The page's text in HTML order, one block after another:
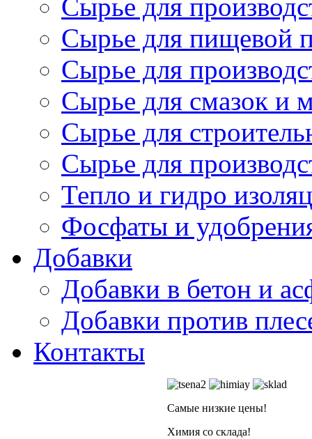
Сырье для
Сырье для пищевой
Сырье для
Сырье для смазок и
Сырье для
Сырье для
Тепло и гидро
Фосфаты и
Добавки
Добавки в бетон и
Добавки против
Контакты
Самые низкие цены!
Химия со склада!